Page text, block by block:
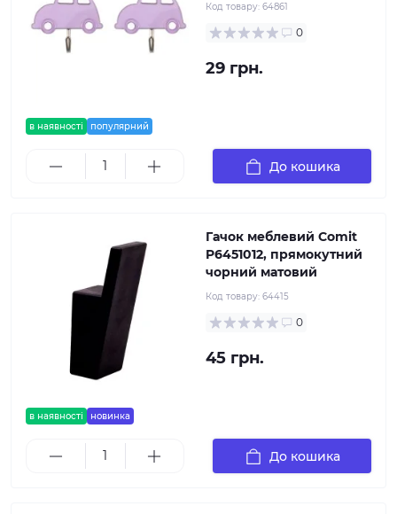
в наявності популярний
Код товару: 64861
0
29 грн.
До кошика
в наявності новинка
Гачок меблевий Comit
P6451012, прямокутний
чорний матовий
Код товару: 64415
0
45 грн.
До кошика